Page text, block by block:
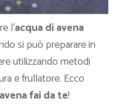
l’acqua di avena
si può preparare in
utilizzando metodi
e frullatore. Ecco
fai da te!